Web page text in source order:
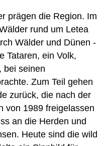
prägen die Region. Im
rund um Letea
Wälder und Dünen -
Tataren, ein Volk,
bei seinen
Zum Teil gehen
zurück, die nach der
von 1989 freigelassen
an die Herden und
Heute sind die wild